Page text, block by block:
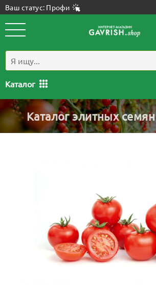
Ваш статус: Профи
Каталог
Каталог элитных семян